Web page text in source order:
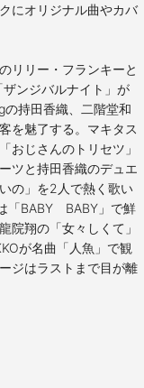
にオリジナル曲やカバ
リリー・フランキーと
ンジバルナイト」が
持田香織、二階堂和
を魅了する。マキタス
おじさんのトリセツ」
ツと持田香織のデュエ
の」を2人で熱く歌い
「BABY BABY」で鮮
院翔の「女々しくて」
が名曲「人魚」で観
ジはラストまで目が離